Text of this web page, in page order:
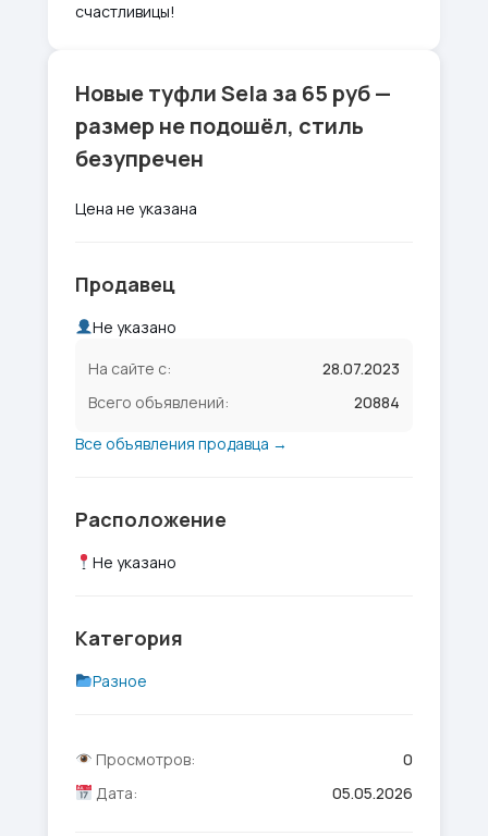
счастливицы!
Новые туфли Sela за 65 руб —
размер не подошёл, стиль
безупречен
Цена не указана
Продавец
Не указано
На сайте с:
28.07.2023
Всего объявлений:
20884
Все объявления продавца →
Расположение
Не указано
Категория
Разное
Просмотров:
0
Дата:
05.05.2026